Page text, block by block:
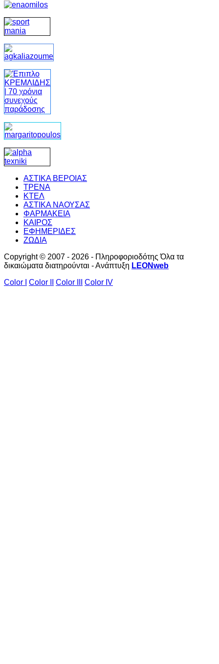
ΑΣΤΙΚΑ ΒΕΡΟΙΑΣ
ΤΡΕΝΑ
ΚΤΕΛ
ΑΣΤΙΚΑ ΝΑΟΥΣΑΣ
ΦΑΡΜΑΚΕΙΑ
ΚΑΙΡΟΣ
ΕΦΗΜΕΡΙΔΕΣ
ΖΩΔΙΑ
Copyright © 2007 - 2026 - Πληροφοριοδότης Όλα τα
δικαιώματα διατηρούνται - Ανάπτυξη LEONweb
Color I
Color II Color III Color IV